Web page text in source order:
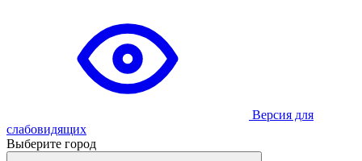
Версия для
слабовидящих
Выберите город